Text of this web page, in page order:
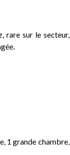
rare sur le secteur,
1 grande chambre,